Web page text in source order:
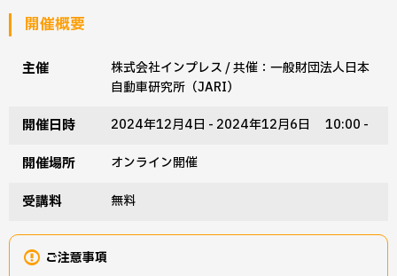
開催概要
主催
株式会社インプレス / 共催：一般財団法人日本
自動車研究所（JARI）
開催日時 2024年12月4日 - 2024年12月6日 10:00 -
開催場所 オンライン開催
受講料 無料
ご注意事項